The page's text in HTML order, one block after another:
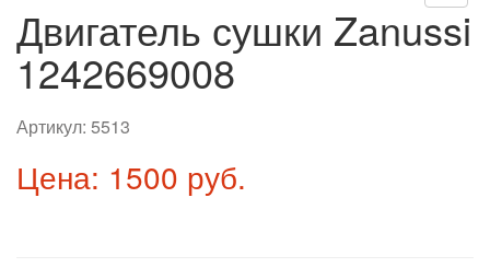
Двигатель сушки Zanussi
1242669008
Артикул: 5513
Цена: 1500 руб.